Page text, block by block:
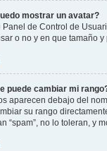
mostrar un avatar?
Panel de Control de
o no y en que tamaño
puede cambiar mi
aparecen debajo del
su rango
“spam”, no lo toleran, y